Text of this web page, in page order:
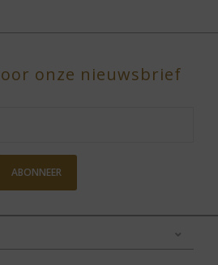
onze nieuwsbrief
ABONNEER